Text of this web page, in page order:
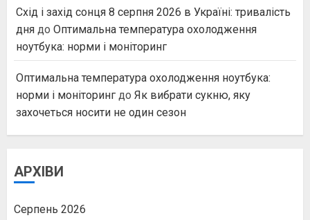
Схід і захід сонця 8 серпня 2026 в Україні: тривалість
дня до Оптимальна температура охолодження
ноутбука: норми і моніторинг
Оптимальна температура охолодження ноутбука:
норми і моніторинг до Як вибрати сукню, яку
захочеться носити не один сезон
АРХІВИ
Серпень 2026